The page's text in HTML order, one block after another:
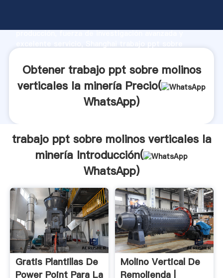
producción, fuerza de investigación avanzada y
y aporta valores a todos los clientes.
Obtener trabajo ppt sobre molinos
verticales la minería Precio(
WhatsApp)
trabajo ppt sobre molinos verticales la
minería Introducción(
WhatsApp)
Gratis Plantillas De
Power Point Para La
Molino Vertical De
Remolienda |